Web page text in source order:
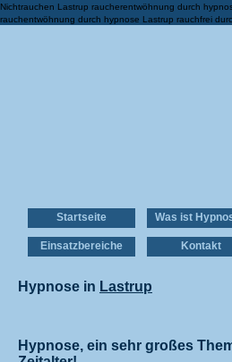
Nichtrauchen Lastrup raucherentwöhnung durch
rauchentwöhnung durch hypnose Lastrup rauchfrei
Startseite Was ist
Einsatzbereiche Kontakt
Hypnose in Lastrup
Hypnose, ein sehr großes